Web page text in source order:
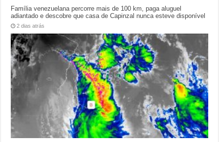
Família venezuelana percorre mais de 100 km, paga aluguel
adiantado e descobre que casa de Capinzal nunca esteve disponível
2 dias atrás